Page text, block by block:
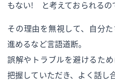
もない！ と考えておられるの
その理由を無視して、自分
進めるなど言語道断。
誤解やトラブルを避けるた
把握していただき、よく話し